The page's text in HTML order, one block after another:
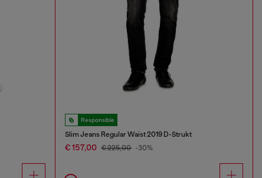
Responsible
Slim Jeans Regular Waist 2019 D-Strukt
€ 157,00 € 225,00 -30%